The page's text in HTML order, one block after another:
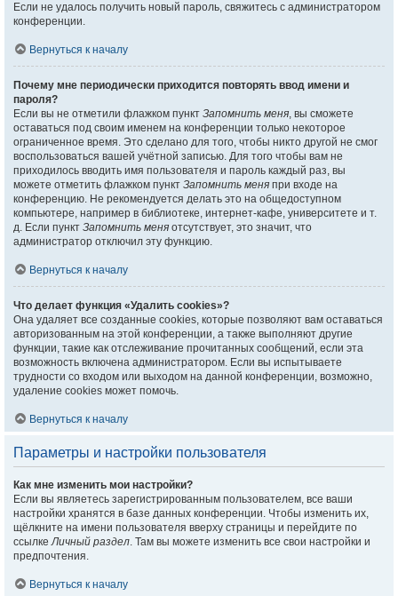
Если не удалось получить новый пароль, свяжитесь с администратором
конференции.
Вернуться к началу
Почему мне периодически приходится повторять ввод имени и
пароля?
Если вы не отметили флажком пункт Запомнить меня, вы сможете
оставаться под своим именем на конференции только некоторое
ограниченное время. Это сделано для того, чтобы никто другой не смог
воспользоваться вашей учётной записью. Для того чтобы вам не
приходилось вводить имя пользователя и пароль каждый раз, вы
можете отметить флажком пункт Запомнить меня при входе на
конференцию. Не рекомендуется делать это на общедоступном
компьютере, например в библиотеке, интернет-кафе, университете и т.
д. Если пункт Запомнить меня отсутствует, это значит, что
администратор отключил эту функцию.
Вернуться к началу
Что делает функция «Удалить cookies»?
Она удаляет все созданные cookies, которые позволяют вам оставаться
авторизованным на этой конференции, а также выполняют другие
функции, такие как отслеживание прочитанных сообщений, если эта
возможность включена администратором. Если вы испытываете
трудности со входом или выходом на данной конференции, возможно,
удаление cookies может помочь.
Вернуться к началу
Параметры и настройки пользователя
Как мне изменить мои настройки?
Если вы являетесь зарегистрированным пользователем, все ваши
настройки хранятся в базе данных конференции. Чтобы изменить их,
щёлкните на имени пользователя вверху страницы и перейдите по
ссылкеЛичный раздел. Там вы можете изменить все свои настройки и
предпочтения.
Вернуться к началу